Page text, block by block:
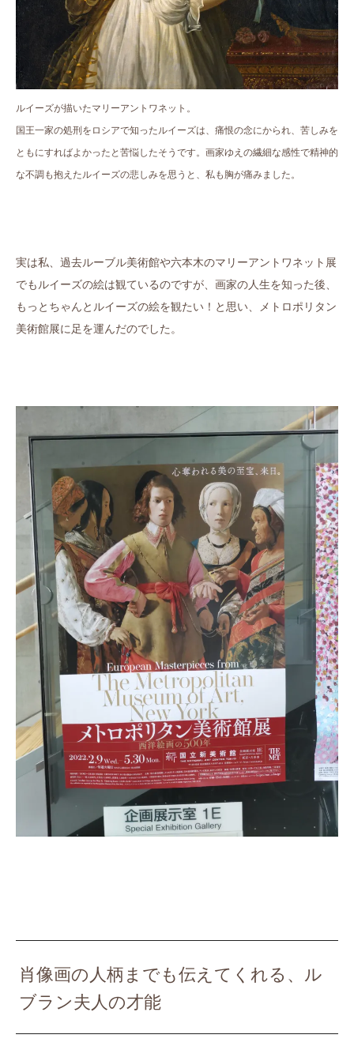
ルイーズが描いたマリーアントワネット。
国王一家の処刑をロシアで知ったルイーズは、痛恨の念にかられ、苦しみを
ともにすればよかったと苦悩したそうです。画家ゆえの繊細な感性で精神的
な不調も抱えたルイーズの悲しみを思うと、私も胸が痛みました。
実は私、過去ルーブル美術館や六本木のマリーアントワネット展
でもルイーズの絵は観ているのですが、画家の人生を知った後、
もっとちゃんとルイーズの絵を観たい！と思い、メトロポリタン
美術館展に足を運んだのでした。
肖像画の人柄までも伝えてくれる、ル
ブラン夫人の才能